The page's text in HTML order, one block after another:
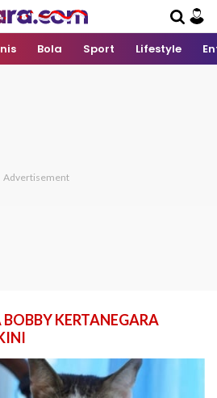
Bola Sport Lifestyle
KERTANEGARA